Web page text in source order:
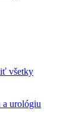
všetky